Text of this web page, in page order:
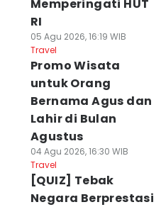
Memperingati HUT
RI
05 Agu 2026, 16:19 WIB
Travel
Promo Wisata
untuk Orang
Bernama Agus dan
Lahir di Bulan
Agustus
04 Agu 2026, 16:30 WIB
Travel
[QUIZ] Tebak
Negara Berprestasi